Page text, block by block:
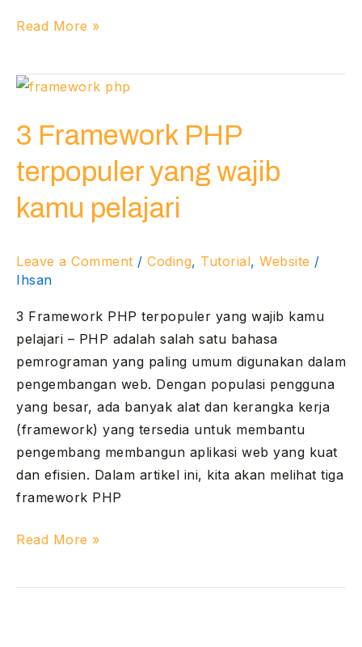
Read More »
3 Framework PHP
terpopuler yang wajib
kamu pelajari
Leave a Comment / Coding, Tutorial, Website /
Ihsan
3 Framework PHP terpopuler yang wajib kamu
pelajari – PHP adalah salah satu bahasa
pemrograman yang paling umum digunakan dalam
pengembangan web. Dengan populasi pengguna
yang besar, ada banyak alat dan kerangka kerja
(framework) yang tersedia untuk membantu
pengembang membangun aplikasi web yang kuat
dan efisien. Dalam artikel ini, kita akan melihat tiga
framework PHP
3
PHP
yang
wajib
kamu
Read More »